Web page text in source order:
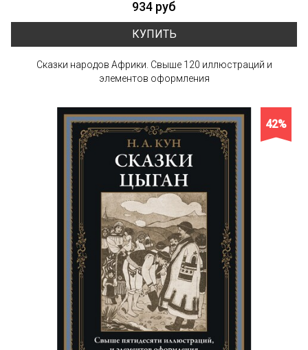
934 руб
КУПИТЬ
Сказки народов Африки. Свыше 120 иллюстраций и
элементов оформления
42%